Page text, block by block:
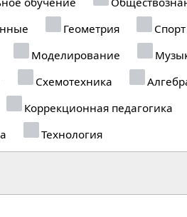
Геометрия Спорт
Моделирование
Схемотехника
Коррекционная педагогика
Технология